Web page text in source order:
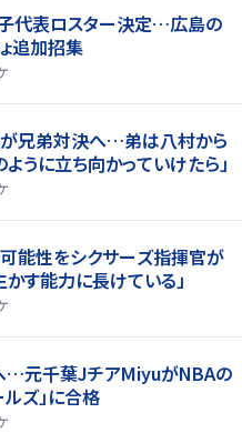
代表ロスター決定…広島の
追加招集
兄弟対決へ…弟は八村から
うに立ち向かっていけたら」
能性をシクサーズ指揮官が
す能力に長けている」
…元千葉JチアMiyuがNBAの
ズ」に合格